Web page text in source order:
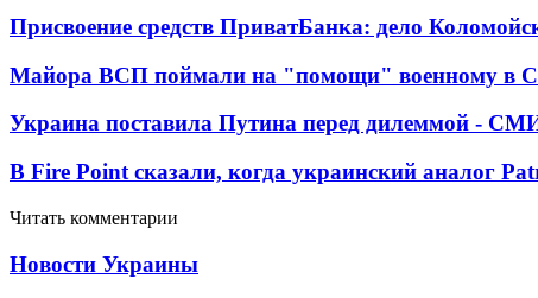
Присвоение средств ПриватБанка: дело
Майора ВСП поймали на "помощи" военному в
Украина поставила Путина перед дилеммой -
В Fire Point сказали, когда украинский аналог
Читать комментарии
Новости Украины